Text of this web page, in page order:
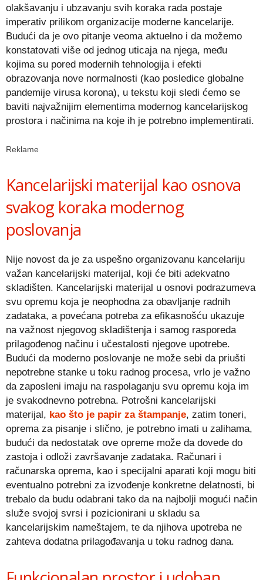
olakšavanju i ubzavanju svih koraka rada postaje
imperativ prilikom organizacije moderne kancelarije.
Budući da je ovo pitanje veoma aktuelno i da možemo
konstatovati više od jednog uticaja na njega, među
kojima su pored modernih tehnologija i efekti
obrazovanja nove normalnosti (kao posledice globalne
pandemije virusa korona), u tekstu koji sledi ćemo se
baviti najvažnijim elementima modernog kancelarijskog
prostora i načinima na koje ih je potrebno implementirati.
Reklame
Kancelarijski materijal kao osnova
svakog koraka modernog
poslovanja
Nije novost da je za uspešno organizovanu kancelariju
važan kancelarijski materijal, koji će biti adekvatno
skladišten. Kancelarijski materijal u osnovi podrazumeva
svu opremu koja je neophodna za obavljanje radnih
zadataka, a povećana potreba za efikasnošću ukazuje
na važnost njegovog skladištenja i samog rasporeda
prilagođenog načinu i učestalosti njegove upotrebe.
Budući da moderno poslovanje ne može sebi da priušti
nepotrebne stanke u toku radnog procesa, vrlo je važno
da zaposleni imaju na raspolaganju svu opremu koja im
je svakodnevno potrebna. Potrošni kancelarijski
materijal, kao što je papir za štampanje, zatim toneri,
oprema za pisanje i slično, je potrebno imati u zalihama,
budući da nedostatak ove opreme može da dovede do
zastoja i odloži završavanje zadataka. Računari i
računarska oprema, kao i specijalni aparati koji mogu biti
eventualno potrebni za izvođenje konkretne delatnosti, bi
trebalo da budu odabrani tako da na najbolji mogući način
služe svojoj svrsi i pozicionirani u skladu sa
kancelarijskim nameštajem, te da njihova upotreba ne
zahteva dodatna prilagođavanja u toku radnog dana.